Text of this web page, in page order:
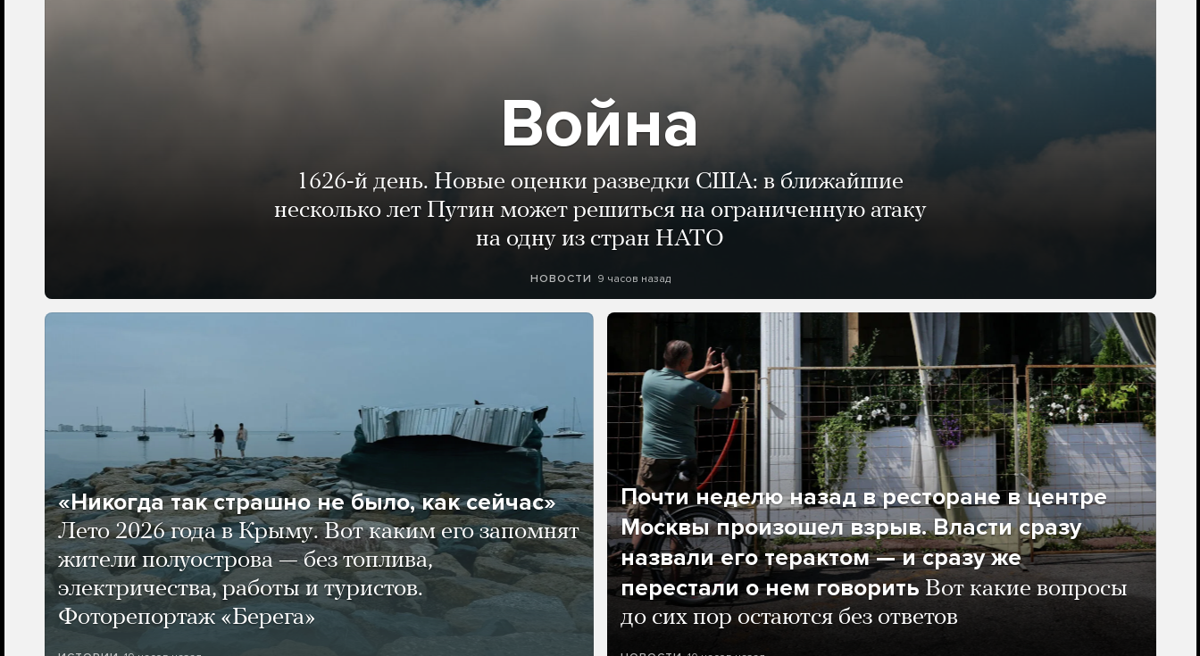
Война
1626-й день. Новые оценки разведки США: в ближайшие
несколько лет Путин может решиться на ограниченную атаку
на одну из стран НАТО
НОВОСТИ 9 часов назад
«Никогда так страшно не было, как сейчас»
Лето 2026 года в Крыму. Вот каким его запомнят
жители полуострова — без топлива,
электричества, работы и туристов.
Фоторепортаж «Берега»
Почти неделю назад в ресторане в центре
Москвы произошел взрыв. Власти сразу
назвали его терактом — и сразу же
перестали о нем говорить Вот какие вопросы
до сих пор остаются без ответов